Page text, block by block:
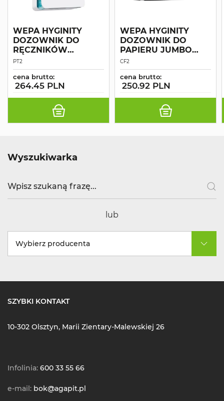
WEPA HYGINITY
DOZOWNIK DO
RĘCZNIKÓW
INTERFOLD MAŁY
BIAŁY
PT2
cena brutto:
264.45 PLN
WEPA HYGINITY
DOZOWNIK DO
PAPIERU JUMBO
CENTERFEED
CZARNY
CF2
cena brutto:
250.92 PLN
Wyszukiwarka
lub
Wybierz producenta
SZYBKI KONTAKT
10-302 Olsztyn, Marii Zientary-Malewskiej 26
Infolinia: 600 33 55 66
e-mail: bok@agapit.pl